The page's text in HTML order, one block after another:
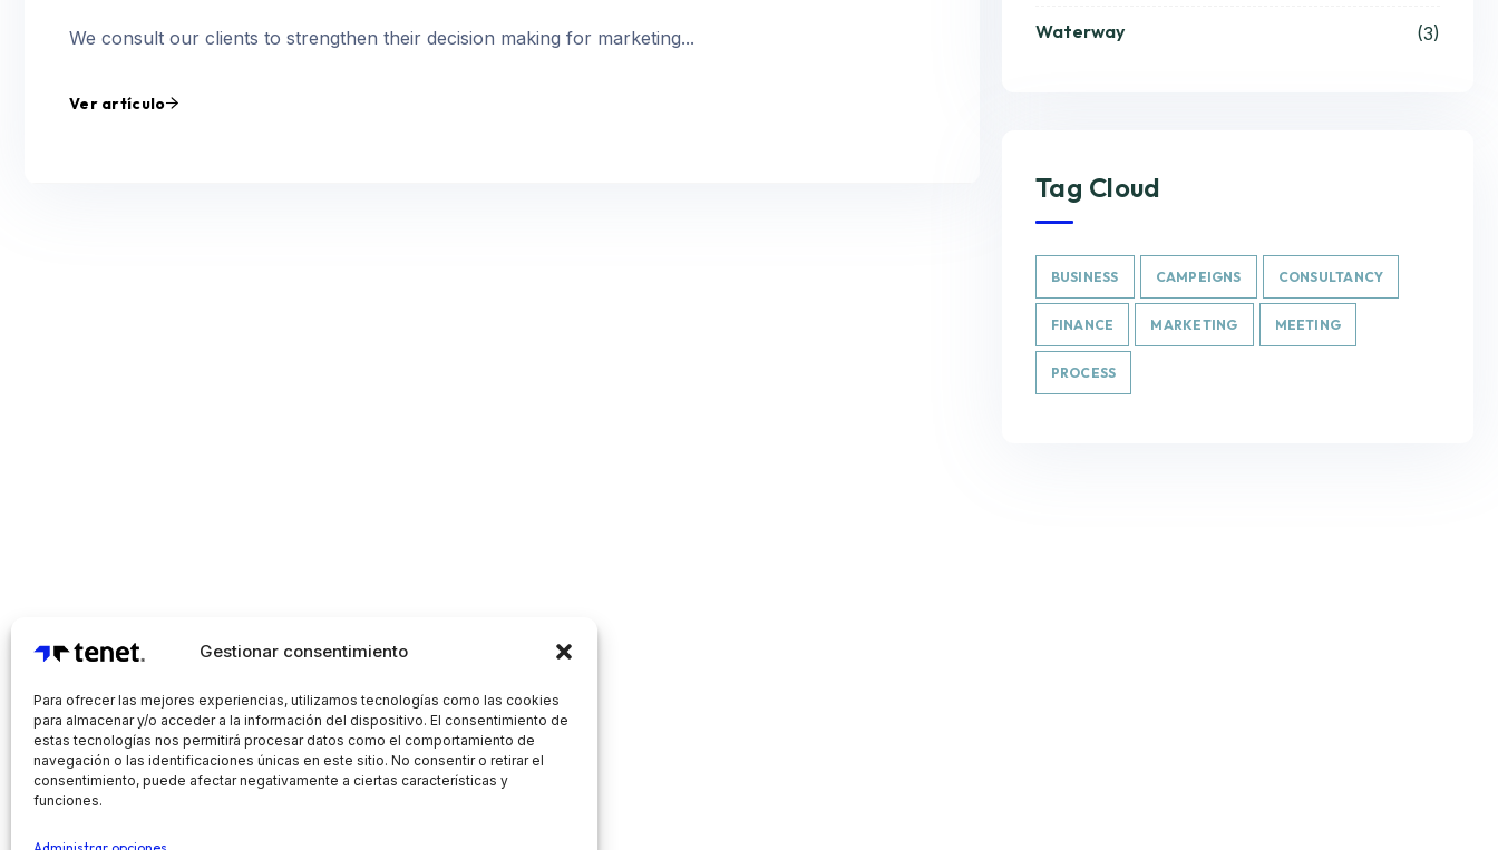
Gestionar consentimiento
Para ofrecer las mejores experiencias, utilizamos tecnologías como las cookies
para almacenar y/o acceder a la información del dispositivo. El consentimiento de
estas tecnologías nos permitirá procesar datos como el comportamiento de
navegación o las identificaciones únicas en este sitio. No consentir o retirar el
consentimiento, puede afectar negativamente a ciertas características y
funciones.
We consult our clients to strengthen their decision making for marketing...
Ver artículo
Waterway (3)
Tag Cloud
BUSINESS CAMPEIGNS CONSULTANCY
FINANCE MARKETING MEETING
PROCESS